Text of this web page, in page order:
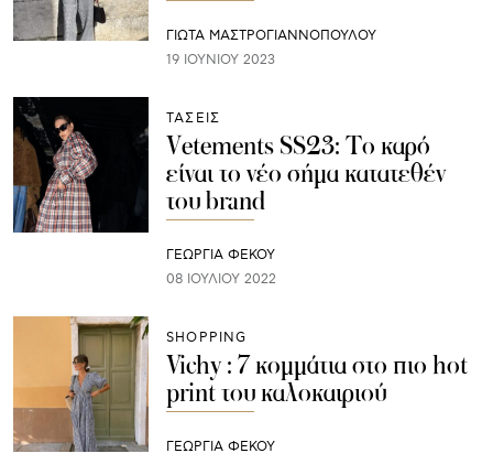
ΓΙΩΤΑ ΜΑΣΤΡΟΓΙΑΝΝΟΠΟΥΛΟΥ
19 ΙΟΥΝΊΟΥ 2023
ΤΑΣΕΙΣ
Vetements SS23: Το καρό
είναι το νέο σήμα κατατεθέν
του brand
ΓΕΩΡΓΙΑ ΦΕΚΟΥ
08 ΙΟΥΛΊΟΥ 2022
SHOPPING
Vichy : 7 κομμάτια στο πιο hot
print του καλοκαιριού
ΓΕΩΡΓΙΑ ΦΕΚΟΥ